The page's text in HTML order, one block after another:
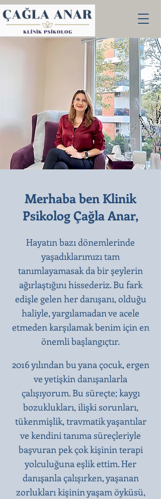
Merhaba ben Klinik
Psikolog Çağla Anar,
Hayatın bazı dönemlerinde
yaşadıklarımızı tam
tanımlayamasak da bir şeylerin
ağırlaştığını hissederiz. Bu fark
edişle gelen her danışanı, olduğu
haliyle, yargılamadan ve acele
etmeden karşılamak benim için en
önemli başlangıçtır.​
2016 yılından bu yana çocuk, ergen
ve yetişkin danışanlarla
çalışıyorum. Bu süreçte; kaygı
bozuklukları, ilişki sorunları,
tükenmişlik, travmatik yaşantılar
ve kendini tanıma süreçleriyle
başvuran pek çok kişinin terapi
yolculuğuna eşlik ettim. Her
danışanla çalışırken, yaşanan
zorlukları kişinin yaşam öyküsü,